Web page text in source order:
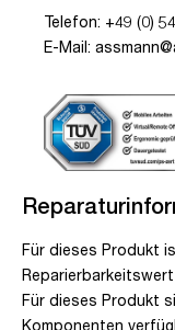
Telefon: +49 (0)
E-Mail:
Für dieses Produkt
Für dieses Produkt
Komponenten